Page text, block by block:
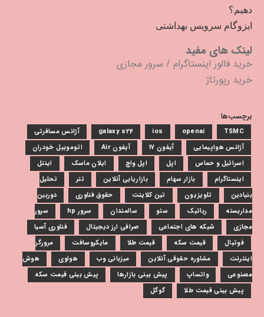
دهیم؟
ایزوگام سرویس بهداشتی
لینک های مفید
خرید فالور اینستاگرام / سرور مجازی
خرید رپورتاژ
برچسب‌ها
galaxy s24 ios openai TSMC
آژانس مسافرتی
آژانس هواپیمایی
آیفون 17 آیفون Air
اتوموبیل خودران
اسرائیل و حماس
اپل اپل واچ ایلان ماسک
اینتل
اینستاگرام
بازار سهام بازاریابی آنلاین تتر
تحلیل
بنیادین
تلویزیون تین کلاینت حقوق فناوری
دوربین
مداربسته
رباتیک سئو سالمندان سرور hp
سرور
مجازی
شبکه های اجتماعی صرافی ارز دیجیتال
فناوری آسیا
فوتبال
قیمت سکه قیمت طلا مایکروسافت
مرورگر
اینترنت
مشاوره حقوقی آنلاین میزبانی وب هواوی
هوش
مصنوعی
واتساپ پیش بینی بازارها
پیش بینی قیمت سکه
پیش بینی قیمت طلا
گوگل